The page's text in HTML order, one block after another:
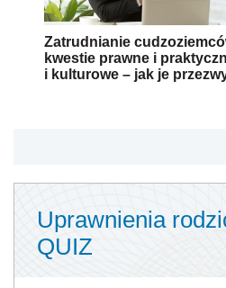
Zatrudnianie
kwestie prawne i
i kulturowe – jak je
Uprawnienia
QUIZ